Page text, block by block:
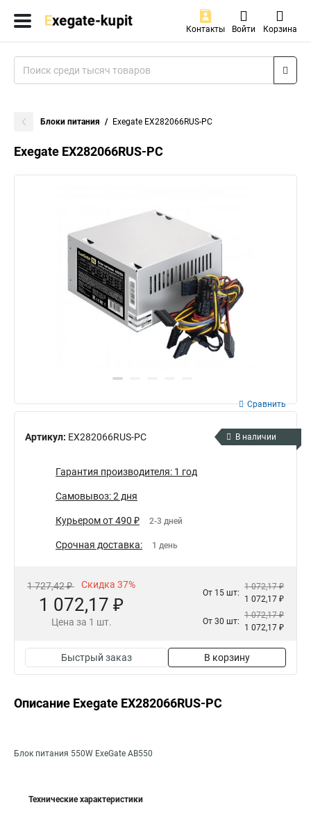
Контакты Войти Корзина
Блоки питания Exegate EX282066RUS-PC
Exegate EX282066RUS-PC
Артикул: EX282066RUS-PC
Сравнить
В наличии
Гарантия производителя: 1 год
Самовывоз: 2 дня
Курьером от 490 ₽ 2-3 дней
Срочная доставка: 1 день
1 727,42 ₽ Скидка 37%
1 072,17 ₽
Цена за 1 шт.
От 15 шт:
1 072,17 ₽
1 072,17 ₽
От 30 шт:
1 072,17 ₽
1 072,17 ₽
Быстрый заказ В корзину
Описание Exegate EX282066RUS-PC
Блок питания 550W ExeGate AB550
Технические характеристики